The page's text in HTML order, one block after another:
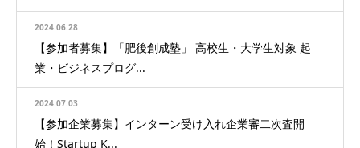
2024.06.28
【参加者募集】「肥後創成塾」 高校生・大学生対象 起
業・ビジネスプログ...
2024.07.03
【参加企業募集】インターン受け入れ企業審二次査開
始！Startup K...